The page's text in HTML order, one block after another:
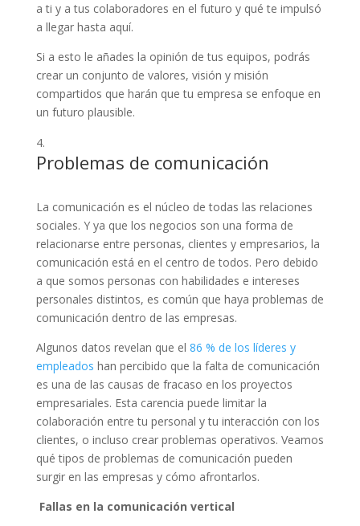
a ti y a tus colaboradores en el futuro y qué te impulsó
a llegar hasta aquí.
Si a esto le añades la opinión de tus equipos, podrás
crear un conjunto de valores, visión y misión
compartidos que harán que tu empresa se enfoque en
un futuro plausible.
Problemas de comunicación
La comunicación es el núcleo de todas las relaciones
sociales. Y ya que los negocios son una forma de
relacionarse entre personas, clientes y empresarios, la
comunicación está en el centro de todos. Pero debido
a que somos personas con habilidades e intereses
personales distintos, es común que haya problemas de
comunicación dentro de las empresas.
Algunos datos revelan que el 86 % de los líderes y
empleados han percibido que la falta de comunicación
es una de las causas de fracaso en los proyectos
empresariales. Esta carencia puede limitar la
colaboración entre tu personal y tu interacción con los
clientes, o incluso crear problemas operativos. Veamos
qué tipos de problemas de comunicación pueden
surgir en las empresas y cómo afrontarlos.
Fallas en la comunicación vertical